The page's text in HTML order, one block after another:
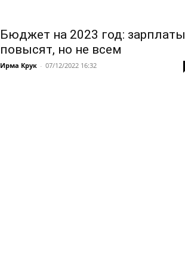
Бюджет на 2023 год: зарплаты
повысят, но не всем
Ирма Крук - 07/12/2022 16:32